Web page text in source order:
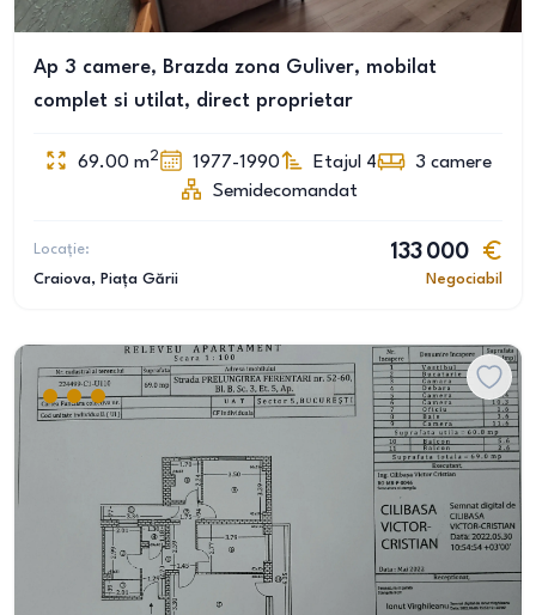
Ap 3 camere, Brazda zona Guliver, mobilat
complet si utilat, direct proprietar
69.00 m2 1977-1990 Etajul 4 3 camere
Semidecomandat
Locație:
Craiova, Piața Gării
133 000
Negociabil